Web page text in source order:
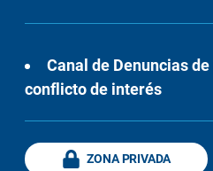
Canal de Denuncias
conflicto de interés
ZONA PRIVADA